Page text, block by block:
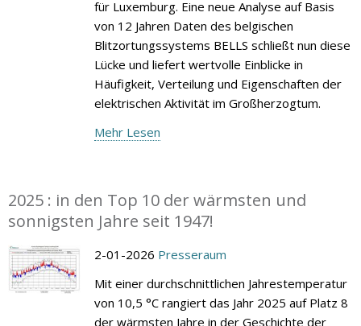
für Luxemburg. Eine neue Analyse auf Basis
von 12 Jahren Daten des belgischen
Blitzortungssystems BELLS schließt nun diese
Lücke und liefert wertvolle Einblicke in
Häufigkeit, Verteilung und Eigenschaften der
elektrischen Aktivität im Großherzogtum.
Mehr Lesen
2025 : in den Top 10 der wärmsten und
sonnigsten Jahre seit 1947!
2-01-2026 Presseraum
Mit einer durchschnittlichen Jahrestemperatur
von 10,5 °C rangiert das Jahr 2025 auf Platz 8
der wärmsten Jahre in der Geschichte der